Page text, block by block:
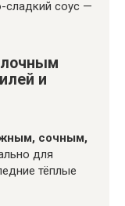
сладкий соус —
и
сочным,
для
тёплые